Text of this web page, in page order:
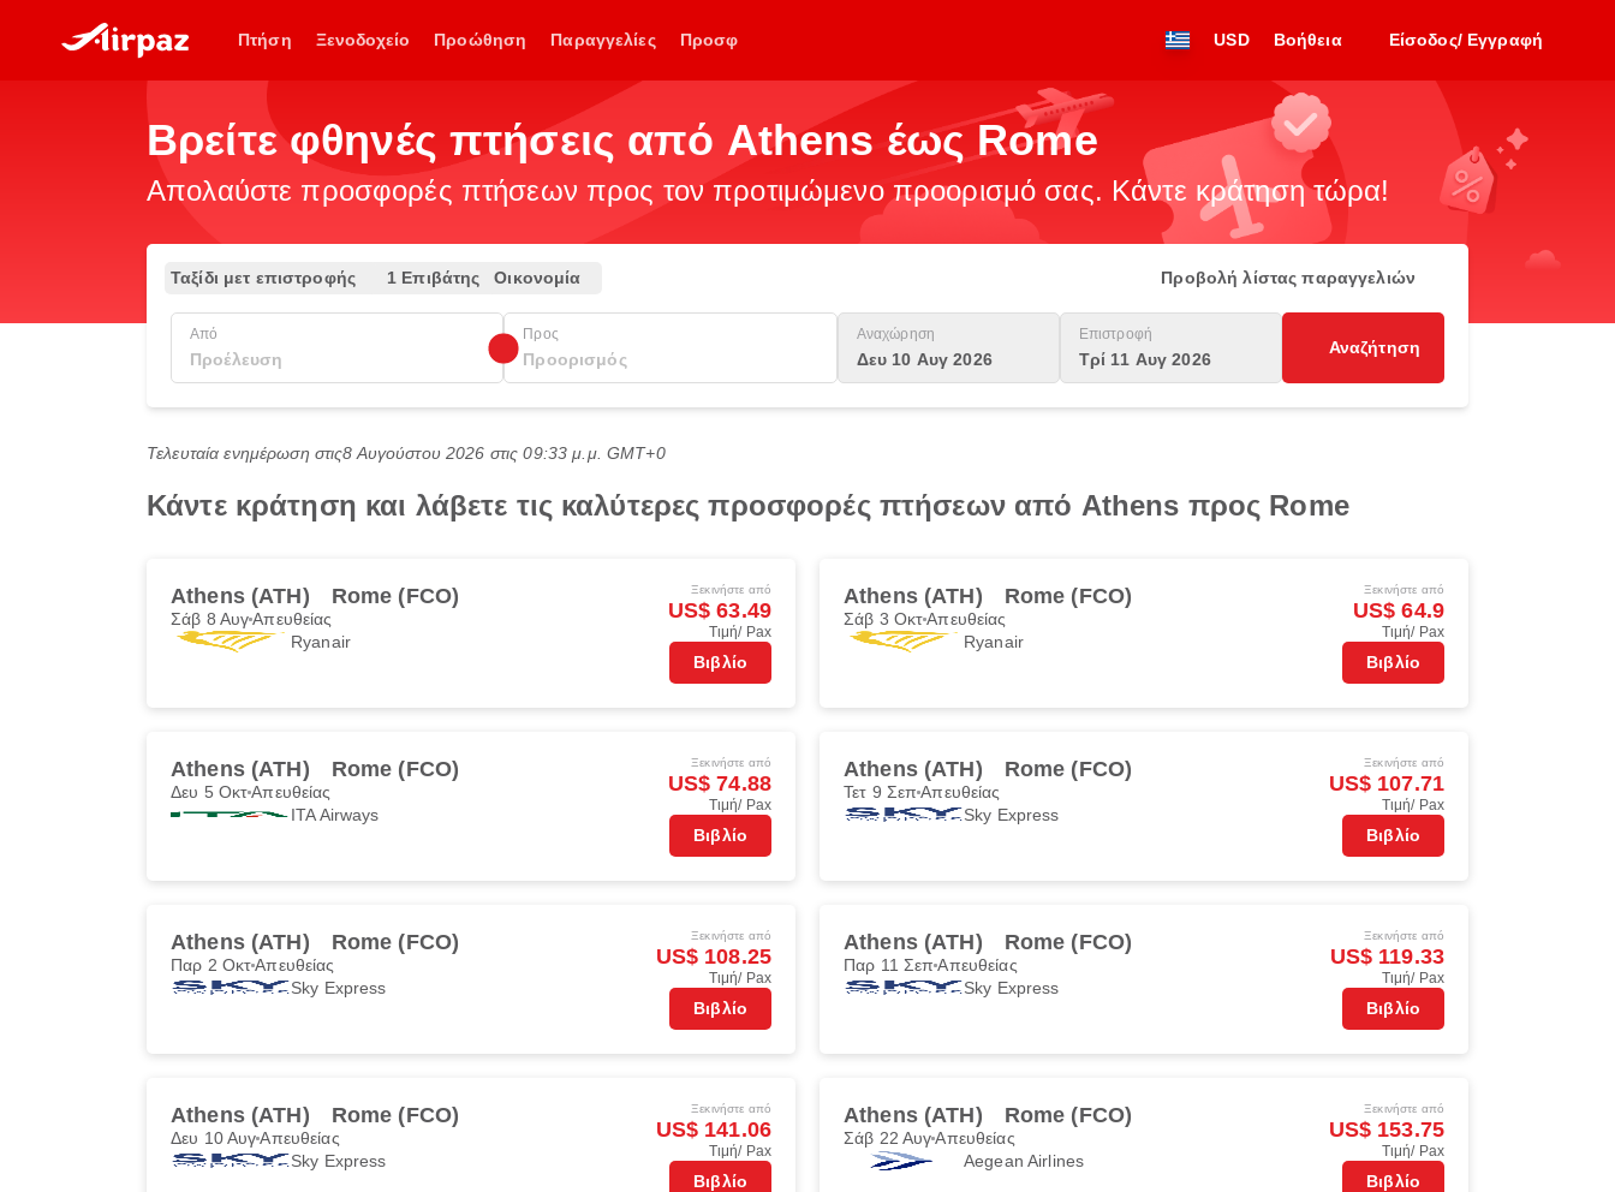
Πτήση Ξενοδοχείο Προώθηση Παραγγελίες Προσφ USD Βοήθεια Είσοδος/ Εγγραφή
Βρείτε φθηνές πτήσεις από Athens έως Rome
Απολαύστε προσφορές πτήσεων προς τον προτιμώμενο προορισμό σας. Κάντε κράτηση τώρα!
Ταξίδι μετ επιστροφής 1 Επιβάτης Οικονομία Προβολή λίστας παραγγελιών
Από Προς Αναχώρηση
Δευ 10 Αυγ 2026
Επιστροφή
Τρί 11 Αυγ 2026
Αναζήτηση
Τελευταία ενημέρωση στις8 Αυγούστου 2026 στις 09:33 μ.μ. GMT+0
Κάντε κράτηση και λάβετε τις καλύτερες προσφορές πτήσεων από Athens προς Rome
Athens (ATH) Rome (FCO)
Σάβ 8 ΑυγΑπευθείας
Ryanair
Ξεκινήστε από
US$ 63.49
Τιμή/ Pax
Βιβλίο
Athens (ATH) Rome (FCO)
Σάβ 3 ΟκτΑπευθείας
Ryanair
Ξεκινήστε από
US$ 64.9
Τιμή/ Pax
Βιβλίο
Athens (ATH) Rome (FCO)
Δευ 5 ΟκτΑπευθείας
ITA Airways
Ξεκινήστε από
US$ 74.88
Τιμή/ Pax
Βιβλίο
Athens (ATH) Rome (FCO)
Τετ 9 ΣεπΑπευθείας
Sky Express
Ξεκινήστε από
US$ 107.71
Τιμή/ Pax
Βιβλίο
Athens (ATH) Rome (FCO)
Παρ 2 ΟκτΑπευθείας
Sky Express
Ξεκινήστε από
US$ 108.25
Τιμή/ Pax
Βιβλίο
Athens (ATH) Rome (FCO)
Παρ 11 ΣεπΑπευθείας
Sky Express
Ξεκινήστε από
US$ 119.33
Τιμή/ Pax
Βιβλίο
Athens (ATH) Rome (FCO)
Δευ 10 ΑυγΑπευθείας
Sky Express
Ξεκινήστε από
US$ 141.06
Τιμή/ Pax
Βιβλίο
Athens (ATH) Rome (FCO)
Σάβ 22 ΑυγΑπευθείας
Aegean Airlines
Ξεκινήστε από
US$ 153.75
Τιμή/ Pax
Βιβλίο